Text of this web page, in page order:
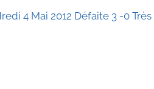
4 Mai 2012 Défaite 3 -0